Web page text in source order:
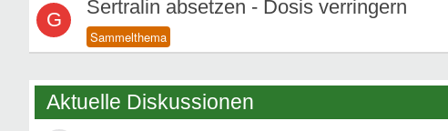
G
Sertralin absetzen - Dosis verringern
Aktuelle Diskussionen